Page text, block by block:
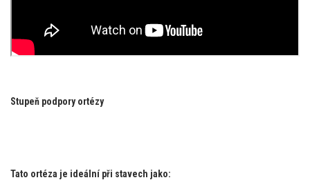
Stupeň podpory ortézy
Tato ortéza je ideální při stavech jako: